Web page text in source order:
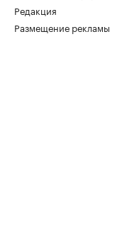
Редакция
Размещение рекламы